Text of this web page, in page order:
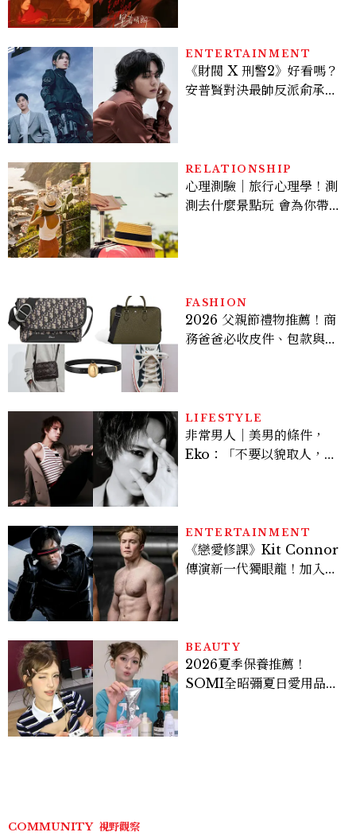
ENTERTAINMENT
《財閥 X 刑警2》好看嗎？
安普賢對決最帥反派俞承
多大？
RELATIONSHIP
心理測驗｜旅行心理學！測
測去什麼景點玩 會為你帶來
FASHION
2026 父親節禮物推薦！商
務爸爸必收皮件、包款與鞋
LIFESTYLE
非常男人｜美男的條件，
Eko：「不要以貌取人，內
ENTERTAINMENT
《戀愛修課》Kit Connor
傳演新一代獨眼龍！加入新
BEAUTY
2026夏季保養推薦！
SOMI全昭彌夏日愛用品公
COMMUNITY 視野觀察